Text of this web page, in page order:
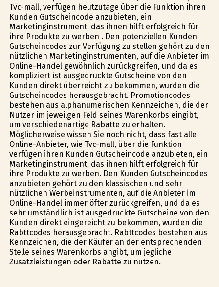
Tvc-mall, verfügen heutzutage über die Funktion ihren
Kunden Gutscheincode anzubieten, ein
Marketinginstrument, das ihnen hilft erfolgreich für
ihre Produkte zu werben . Den potenziellen Kunden
Gutscheincodes zur Verfügung zu stellen gehört zu den
nützlichen Marketinginstrumenten, auf die Anbieter im
Online-Handel gewöhnlich zurückgreifen, und da es
kompliziert ist ausgedruckte Gutscheine von den
Kunden direkt überreicht zu bekommen, wurden die
Gutscheincodes herausgebracht. Promotioncodes
bestehen aus alphanumerischen Kennzeichen, die der
Nutzer im jeweilgen Feld seines Warenkorbs eingibt,
um verschiedenartige Rabatte zu erhalten.
Möglicherweise wissen Sie noch nicht, dass fast alle
Online-Anbieter, wie Tvc-mall, über die Funktion
verfügen ihren Kunden Gutscheincode anzubieten, ein
Marketinginstrument, das ihnen hilft erfolgreich für
ihre Produkte zu werben. Den Kunden Gutscheincodes
anzubieten gehört zu den klassischen und sehr
nützlichen Werbeinstrumenten, auf die Anbieter im
Online-Handel immer öfter zurückgreifen, und da es
sehr umständlich ist ausgedruckte Gutscheine von den
Kunden direkt eingereicht zu bekommen, wurden die
Rabttcodes herausgebracht. Rabttcodes bestehen aus
Kennzeichen, die der Käufer an der entsprechenden
Stelle seines Warenkorbs angibt, um jegliche
Zusatzleistungen oder Rabatte zu nutzen.